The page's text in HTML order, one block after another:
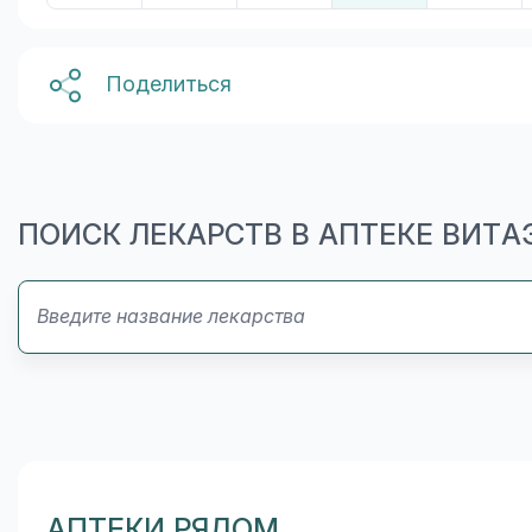
Поделиться
ПОИСК ЛЕКАРСТВ В АПТЕКЕ